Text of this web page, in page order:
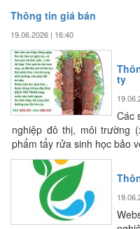
Thông tin giá bán
19.06.2026 | 16:40
ty
Các
nghiệp đô thị, môi trường
phẩm tẩy rửa sinh học bảo